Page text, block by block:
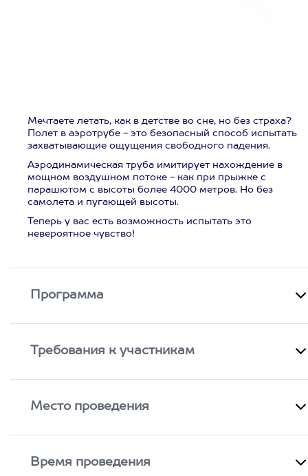
Мечтаете летать, как в детстве во сне, но без страха?
Полет в аэротрубе - это безопасный способ испытать
захватывающие ощущения свободного падения.
Аэродинамическая труба имитирует нахождение в
мощном воздушном потоке - как при прыжке с
парашютом с высоты более 4000 метров. Но без
самолета и пугающей высоты.
Теперь у вас есть возможность испытать это
невероятное чувство!
Программа
Требования к участникам
Место проведения
Время проведения